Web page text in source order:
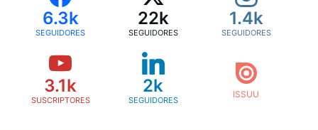
6.3k
SEGUIDORES
22k
SEGUIDORES
1.4k
SEGUIDORES
3.1k
SUSCRIPTORES
2k
SEGUIDORES